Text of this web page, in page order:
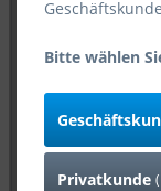
Neutrik
Bitte wählen
Privatkunde